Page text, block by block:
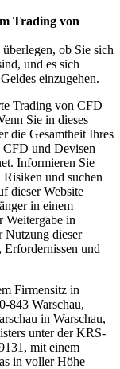
Trading von
ob Sie sich
und es sich
einzugehen.
Trading von CFD
Sie in dieses
die Gesamtheit Ihres
CFD und Devisen
Informieren Sie
und suchen
dieser Website
in einem
Weitergabe in
Nutzung dieser
und
Firmensitz in
843 Warschau,
in Warschau,
unter der KRS-
mit einem
in voller Höhe